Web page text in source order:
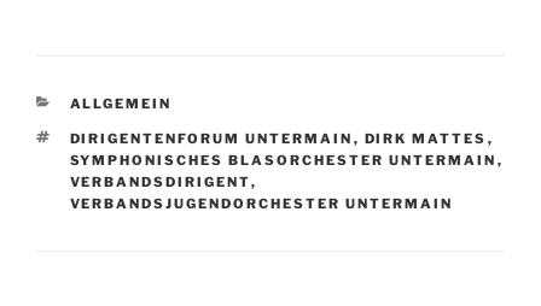
KATEGORIEN
ALLGEMEIN
SCHLAGWÖRTER
DIRIGENTENFORUM UNTERMAIN , DIRK MATTES ,
SYMPHONISCHES BLASORCHESTER UNTERMAIN ,
VERBANDSDIRIGENT,
VERBANDSJUGENDORCHESTER UNTERMAIN